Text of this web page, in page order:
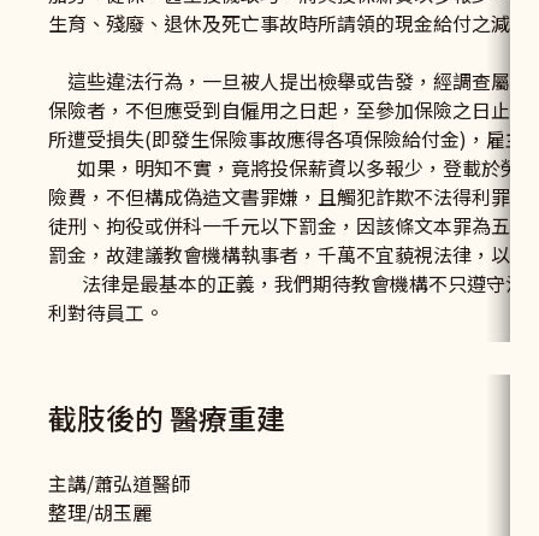
生育、殘廢、退休及死亡事故時所請領的現金給付之減少
這些違法行為，一旦被人提出檢舉或告發，經調查屬
保險者，不但應受到自僱用之日起，至參加保險之日止
所遭受損失(即發生保險事故應得各項保險給付金)，雇主
如果，明知不實，竟將投保薪資以多報少，登載於勞
險費，不但構成偽造文書罪嫌，且觸犯詐欺不法得利罪
徒刑、拘役或併科一千元以下罰金，因該條文本罪為五
罰金，故建議教會機構執事者，千萬不宜藐視法律，以身
法律是最基本的正義，我們期待教會機構不只遵守法
利對待員工。
截肢後的 醫療重建
主講/蕭弘道醫師
整理/胡玉麗